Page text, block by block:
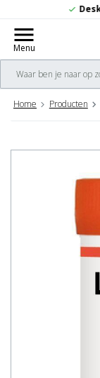
menu
Menu
Home Producten